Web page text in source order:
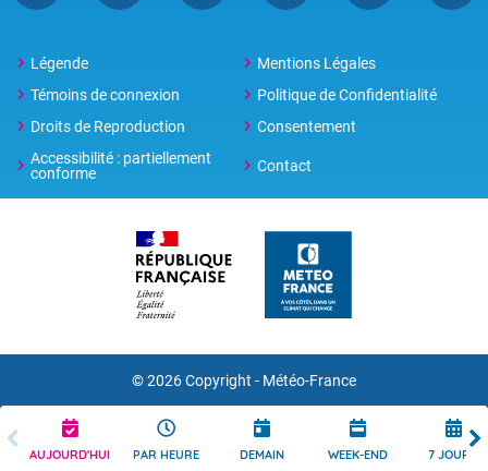
AUJOURD'HUI PAR HEURE DEMAIN WEEK-END 7 JOURS
Légende
Mentions Légales
Témoins de connexion
Politique de Confidentialité
Droits de Reproduction
Consentement
Accessibilité : partiellement
conforme
Contact
© 2026 Copyright - Météo-France